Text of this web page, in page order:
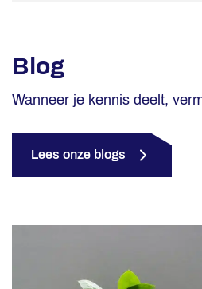
Blog
Wanneer je kennis deelt,
Lees onze blogs